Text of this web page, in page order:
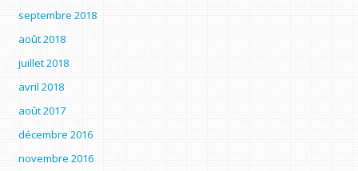
septembre 2018
août 2018
juillet 2018
avril 2018
août 2017
décembre 2016
novembre 2016